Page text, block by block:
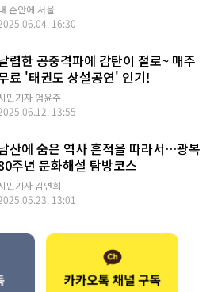
손안에 서울
16:30
렵한 공중격파에 감탄이 절로~ 매주
료 '태권도 상설공연' 인기!
민기자 엄윤주
13:55
산에 숨은 역사 흔적을 따라서…광복
주년 문화해설 탐방코스
민기자 김연희
13:01